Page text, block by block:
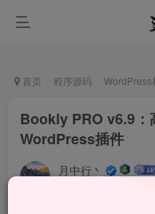
首页 程序源码 WordPress
Bookly PRO v6.9：
WordPress插件
月中行丶